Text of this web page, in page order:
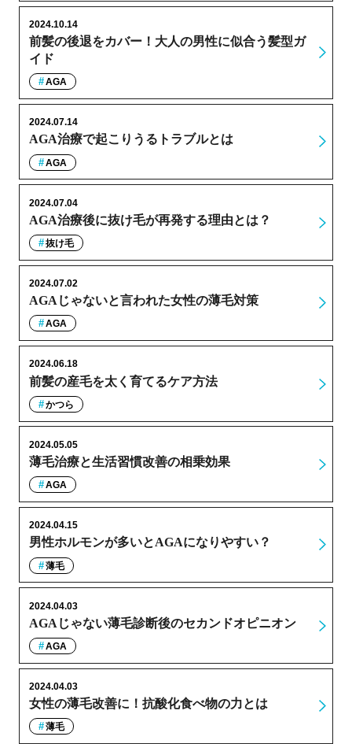
前髪の後退をカバー！大人の男性に似合う髪型ガ
イド
2024.10.14
AGA
AGA治療で起こりうるトラブルとは
2024.07.14
AGA
AGA治療後に抜け毛が再発する理由とは？
2024.07.04
抜け毛
AGAじゃないと言われた女性の薄毛対策
2024.07.02
AGA
前髪の産毛を太く育てるケア方法
2024.06.18
かつら
薄毛治療と生活習慣改善の相乗効果
2024.05.05
AGA
男性ホルモンが多いとAGAになりやすい？
2024.04.15
薄毛
AGAじゃない薄毛診断後のセカンドオピニオン
2024.04.03
AGA
女性の薄毛改善に！抗酸化食べ物の力とは
2024.04.03
薄毛